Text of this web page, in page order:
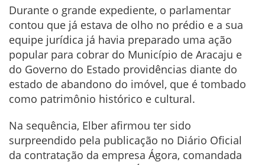
Durante o grande expediente, o parlamentar
contou que já estava de olho no prédio e a sua
equipe jurídica já havia preparado uma ação
popular para cobrar do Município de Aracaju e
do Governo do Estado providências diante do
estado de abandono do imóvel, que é tombado
como patrimônio histórico e cultural.
Na sequência, Elber afirmou ter sido
surpreendido pela publicação no Diário Oficial
da contratação da empresa Ágora, comandada